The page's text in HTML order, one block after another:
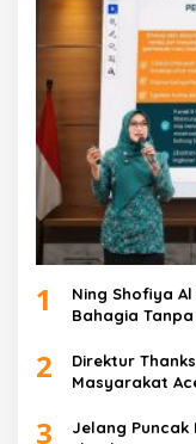
1
Ning Shofiya
Bahagia
2
Direktur
Masyarakat
3
Jelang Puncak